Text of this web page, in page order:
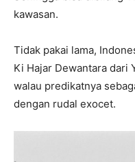
kawasan.
Tidak pakai lama,
Ki Hajar Dewantara dari
walau predikatnya
dengan rudal exocet.